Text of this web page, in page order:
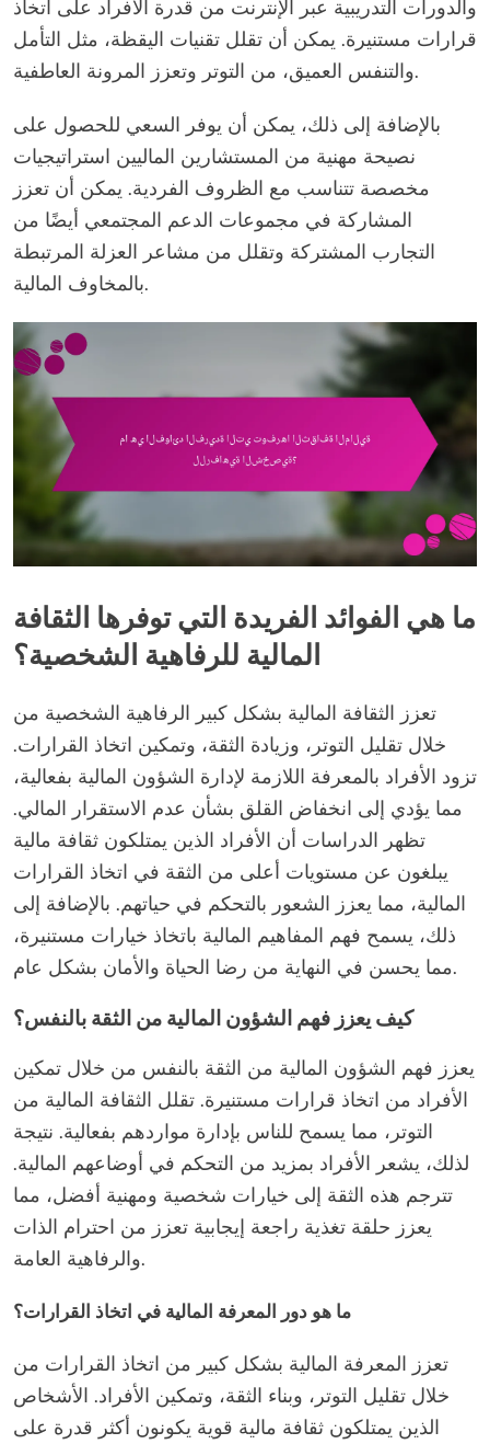
والدورات التدريبية عبر الإنترنت من قدرة الأفراد على اتخاذ
قرارات مستنيرة. يمكن أن تقلل تقنيات اليقظة، مثل التأمل
والتنفس العميق، من التوتر وتعزز المرونة العاطفية.
بالإضافة إلى ذلك، يمكن أن يوفر السعي للحصول على
نصيحة مهنية من المستشارين الماليين استراتيجيات
مخصصة تتناسب مع الظروف الفردية. يمكن أن تعزز
المشاركة في مجموعات الدعم المجتمعي أيضًا من
التجارب المشتركة وتقلل من مشاعر العزلة المرتبطة
بالمخاوف المالية.
ما هي الفوائد الفريدة التي توفرها الثقافة
المالية للرفاهية الشخصية؟
تعزز الثقافة المالية بشكل كبير الرفاهية الشخصية من
خلال تقليل التوتر، وزيادة الثقة، وتمكين اتخاذ القرارات.
تزود الأفراد بالمعرفة اللازمة لإدارة الشؤون المالية بفعالية،
مما يؤدي إلى انخفاض القلق بشأن عدم الاستقرار المالي.
تظهر الدراسات أن الأفراد الذين يمتلكون ثقافة مالية
يبلغون عن مستويات أعلى من الثقة في اتخاذ القرارات
المالية، مما يعزز الشعور بالتحكم في حياتهم. بالإضافة إلى
ذلك، يسمح فهم المفاهيم المالية باتخاذ خيارات مستنيرة،
مما يحسن في النهاية من رضا الحياة والأمان بشكل عام.
كيف يعزز فهم الشؤون المالية من الثقة بالنفس؟
يعزز فهم الشؤون المالية من الثقة بالنفس من خلال تمكين
الأفراد من اتخاذ قرارات مستنيرة. تقلل الثقافة المالية من
التوتر، مما يسمح للناس بإدارة مواردهم بفعالية. نتيجة
لذلك، يشعر الأفراد بمزيد من التحكم في أوضاعهم المالية.
تترجم هذه الثقة إلى خيارات شخصية ومهنية أفضل، مما
يعزز حلقة تغذية راجعة إيجابية تعزز من احترام الذات
والرفاهية العامة.
ما هو دور المعرفة المالية في اتخاذ القرارات؟
تعزز المعرفة المالية بشكل كبير من اتخاذ القرارات من
خلال تقليل التوتر، وبناء الثقة، وتمكين الأفراد. الأشخاص
الذين يمتلكون ثقافة مالية قوية يكونون أكثر قدرة على